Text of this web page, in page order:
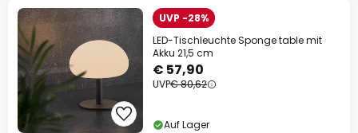
UVP -28%
LED-Tischleuchte Sponge table mit
Akku 21,5 cm
€ 57,90
UVP€ 80,62
Auf Lager